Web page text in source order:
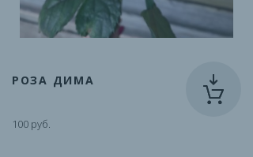
РОЗА ДИМА
100 руб.